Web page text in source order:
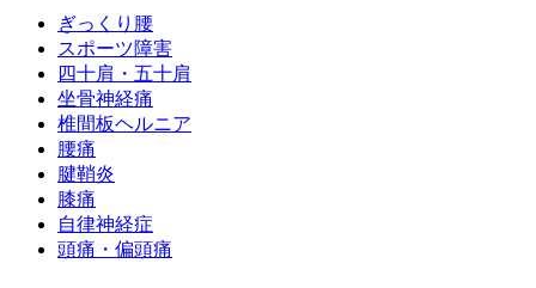
ぎっくり腰
スポーツ障害
四十肩・五十肩
坐骨神経痛
椎間板ヘルニア
腰痛
腱鞘炎
膝痛
自律神経症
頭痛・偏頭痛